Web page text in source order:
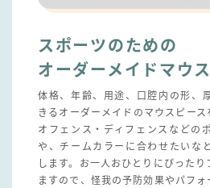
スポーツのための
オーダーメイドマウ
体格、年齢、用途、口腔内の形、
きるオーダーメイドのマウスピー
オフェンス・ディフェンスなどの
や、チームカラーに合わせたいな
します。お一人おひとりにぴった
ますので、怪我の予防効果やパフ